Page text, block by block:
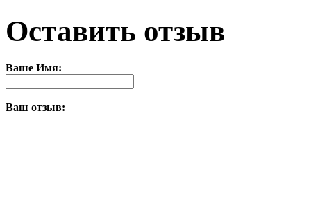
Оставить отзыв
Ваше Имя:
Ваш отзыв: